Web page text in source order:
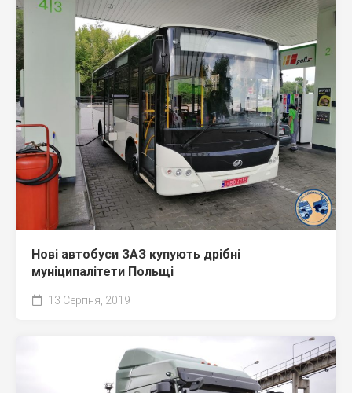
Нові автобуси ЗАЗ купують дрібні
муніципалітети Польщі
13 Серпня, 2019